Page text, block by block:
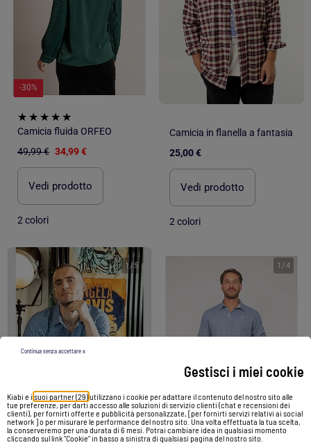
Gestisci i miei cookie
Kiabi e i suoi partner (29)utilizzano i cookie per adattare il contenuto del nostro sito alle
tue preferenze, per darti accesso alle soluzioni di servizio clienti (chat e recensioni dei
clienti), per fornirti offerte e pubblicità personalizzate, [per fornirti servizi relativi ai social
network ] o per misurare le performance del nostro sito. Una volta effettuata la tua scelta,
la conserveremo per una durata di 6 mesi. Potrai cambiare idea in qualsiasi momento
cliccando sul link "Cookie" in basso a sinistra di qualsiasi pagina del nostro sito.
Continua senza accettare x
-30%
Camicia fluida ORFEO
49,99 € 34,99 €
Vedi prodotto
2 colori
Camicia in flanella a fantasia
25,00 €
Vedi prodotto
2 colori
1 /5
-28%
1 /4
-30%